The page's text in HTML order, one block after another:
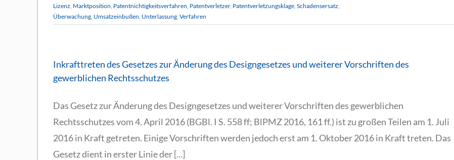
Lizenz, Marktposition, Patentnichtigkeitsverfahren, Patentverletzer, Patentverletzungsklage, Schadensersatz,
Überwachung, Umsatzeinbußen, Unterlassung, Verfahren
Inkrafttreten des Gesetzes zur Änderung des Designgesetzes und weiterer Vorschriften des
gewerblichen Rechtsschutzes
Das Gesetz zur Änderung des Designgesetzes und weiterer Vorschriften des gewerblichen
Rechtsschutzes vom 4. April 2016 (BGBl. I S. 558 ff; BlPMZ 2016, 161 ff.) ist zu großen Teilen am 1. Juli
2016 in Kraft getreten. Einige Vorschriften werden jedoch erst am 1. Oktober 2016 in Kraft treten. Das
Gesetz dient in erster Linie der [...]